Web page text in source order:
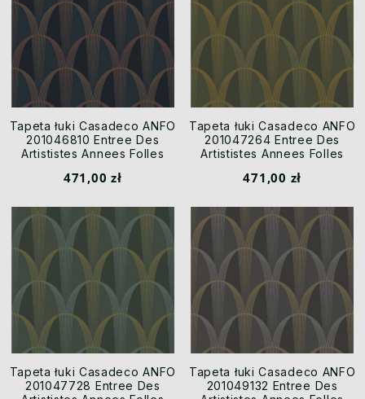
Tapeta łuki Casadeco ANFO
201046810 Entree Des
Artististes Annees Folles
471,00 zł
Tapeta łuki Casadeco ANFO
201047264 Entree Des
Artististes Annees Folles
471,00 zł
Tapeta łuki Casadeco ANFO
201047728 Entree Des
Tapeta łuki Casadeco ANFO
201049132 Entree Des